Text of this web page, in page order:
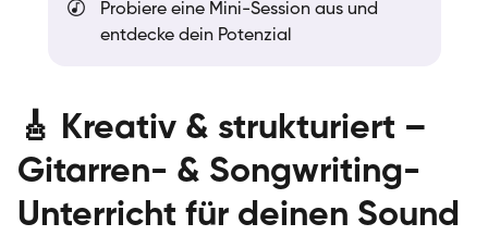
🎸 Kreativ & strukturiert –
Gitarren- & Songwriting-
Unterricht für deinen Sound
Probiere eine Mini-Session aus und
entdecke dein Potenzial